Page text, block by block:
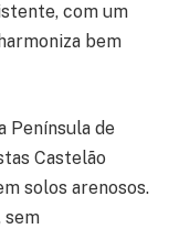
com um
bem
Península de
Castelão
solos arenosos.
sem